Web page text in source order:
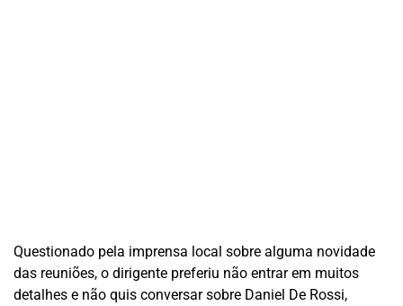
Questionado pela imprensa local sobre alguma novidade
das reuniões, o dirigente preferiu não entrar em muitos
detalhes e não quis conversar sobre Daniel De Rossi,